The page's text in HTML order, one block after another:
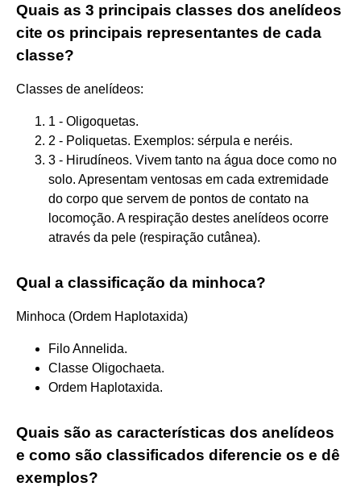
Quais as 3 principais classes dos anelídeos
cite os principais representantes de cada
classe?
Classes de anelídeos:
1 - Oligoquetas.
2 - Poliquetas. Exemplos: sérpula e neréis.
3 - Hirudíneos. Vivem tanto na água doce como no
solo. Apresentam ventosas em cada extremidade
do corpo que servem de pontos de contato na
locomoção. A respiração destes anelídeos ocorre
através da pele (respiração cutânea).
Qual a classificação da minhoca?
Minhoca (Ordem Haplotaxida)
Filo Annelida.
Classe Oligochaeta.
Ordem Haplotaxida.
Quais são as características dos anelídeos
e como são classificados diferencie os e dê
exemplos?